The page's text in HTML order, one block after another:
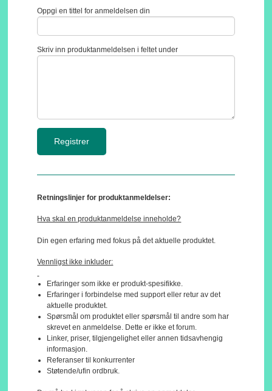
Oppgi en tittel for anmeldelsen din
Skriv inn produktanmeldelsen i feltet under
Retningslinjer for produktanmeldelser:
Hva skal en produktanmeldelse inneholde?
Din egen erfaring med fokus på det aktuelle produktet.
Vennligst ikke inkluder:
Erfaringer som ikke er produkt-spesifikke.
Erfaringer i forbindelse med support eller retur av det
aktuelle produktet.
Spørsmål om produktet eller spørsmål til andre som har
skrevet en anmeldelse. Dette er ikke et forum.
Linker, priser, tilgjengelighet eller annen tidsavhengig
informasjon.
Referanser til konkurrenter
Støtende/ufin ordbruk.